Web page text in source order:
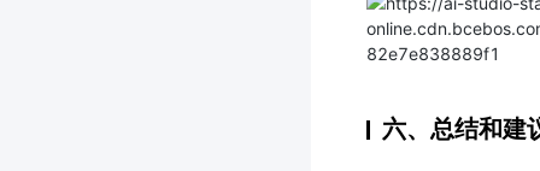
六、总结和建